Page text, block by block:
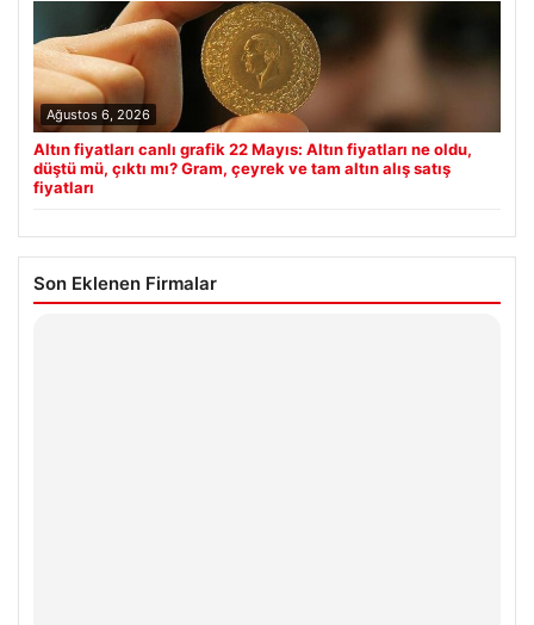
Ağustos 6, 2026
Altın fiyatları canlı grafik 22 Mayıs: Altın fiyatları ne oldu,
düştü mü, çıktı mı? Gram, çeyrek ve tam altın alış satış
fiyatları
Son Eklenen Firmalar